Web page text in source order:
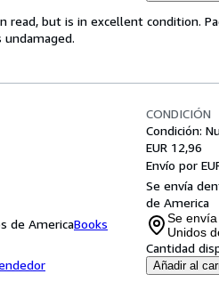
read, but is in excellent condition.
de AmericaBooks
CONDICIÓN
Condición:
EUR 12,96
Envío por
Se envía
de America
Se
Unidos
Cantidad
Añadir al